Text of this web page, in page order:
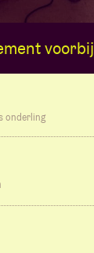
voorbij
onderling